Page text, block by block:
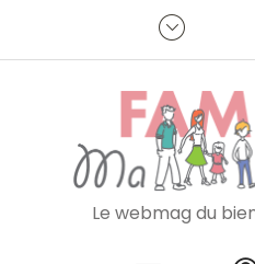
Je m'inscris à
Le webmag du
Skip to
Panneau de gestion des cookies